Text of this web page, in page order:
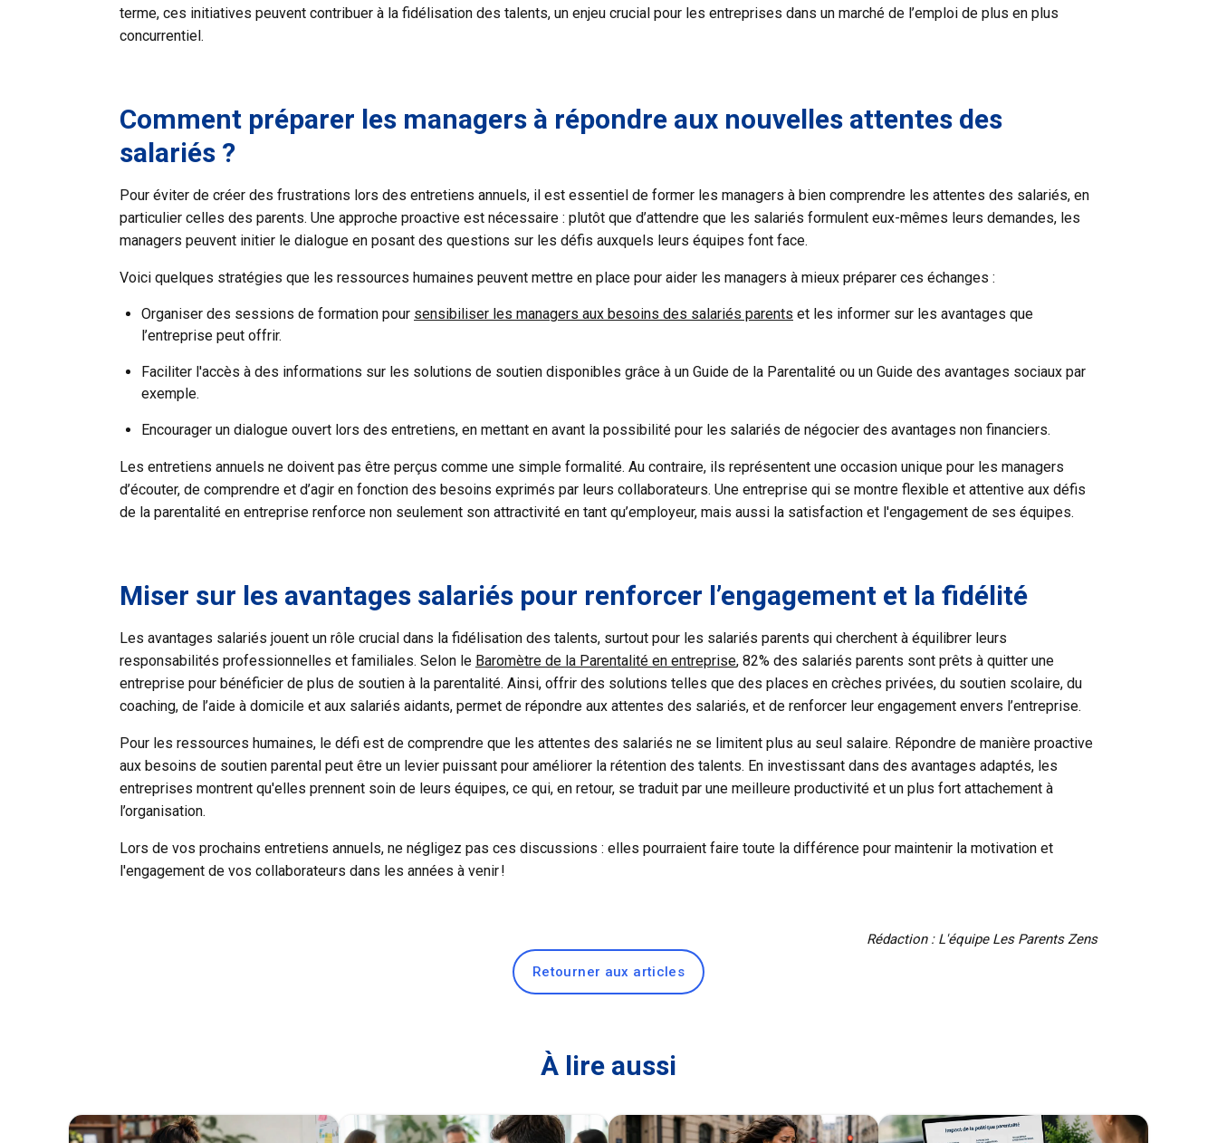
terme, ces initiatives peuvent contribuer à la fidélisation des talents, un enjeu crucial pour les entreprises dans un marché de l’emploi de plus en plus
concurrentiel.
Comment préparer les managers à répondre aux nouvelles attentes des
salariés ?
Pour éviter de créer des frustrations lors des entretiens annuels, il est essentiel de former les managers à bien comprendre les attentes des salariés, en
particulier celles des parents. Une approche proactive est nécessaire : plutôt que d’attendre que les salariés formulent eux-mêmes leurs demandes, les
managers peuvent initier le dialogue en posant des questions sur les défis auxquels leurs équipes font face.
Voici quelques stratégies que les ressources humaines peuvent mettre en place pour aider les managers à mieux préparer ces échanges :
Organiser des sessions de formation pour sensibiliser les managers aux besoins des salariés parents et les informer sur les avantages que
l’entreprise peut offrir.
Faciliter l'accès à des informations sur les solutions de soutien disponibles grâce à un Guide de la Parentalité ou un Guide des avantages sociaux par
exemple.
Encourager un dialogue ouvert lors des entretiens, en mettant en avant la possibilité pour les salariés de négocier des avantages non financiers.
Les entretiens annuels ne doivent pas être perçus comme une simple formalité. Au contraire, ils représentent une occasion unique pour les managers
d’écouter, de comprendre et d’agir en fonction des besoins exprimés par leurs collaborateurs. Une entreprise qui se montre flexible et attentive aux défis
de la parentalité en entreprise renforce non seulement son attractivité en tant qu’employeur, mais aussi la satisfaction et l'engagement de ses équipes.
Miser sur les avantages salariés pour renforcer l’engagement et la fidélité
Les avantages salariés jouent un rôle crucial dans la fidélisation des talents, surtout pour les salariés parents qui cherchent à équilibrer leurs
responsabilités professionnelles et familiales. Selon le Baromètre de la Parentalité en entreprise, 82% des salariés parents sont prêts à quitter une
entreprise pour bénéficier de plus de soutien à la parentalité. Ainsi, offrir des solutions telles que des places en crèches privées, du soutien scolaire, du
coaching, de l’aide à domicile et aux salariés aidants, permet de répondre aux attentes des salariés, et de renforcer leur engagement envers l’entreprise.
Pour les ressources humaines, le défi est de comprendre que les attentes des salariés ne se limitent plus au seul salaire. Répondre de manière proactive
aux besoins de soutien parental peut être un levier puissant pour améliorer la rétention des talents. En investissant dans des avantages adaptés, les
entreprises montrent qu'elles prennent soin de leurs équipes, ce qui, en retour, se traduit par une meilleure productivité et un plus fort attachement à
l’organisation.
Lors de vos prochains entretiens annuels, ne négligez pas ces discussions : elles pourraient faire toute la différence pour maintenir la motivation et
l'engagement de vos collaborateurs dans les années à venir !
Rédaction : L'équipe Les Parents Zens
Retourner aux articles
À lire aussi